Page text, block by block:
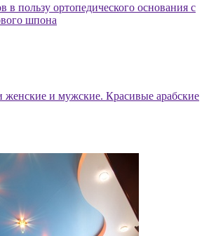
в пользу ортопедического основания с
шпона
женские и мужские. Красивые арабские